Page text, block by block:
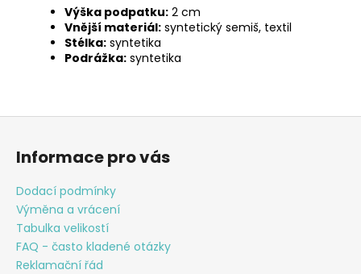
Výška podpatku: 2 cm
Vnější materiál: syntetický semiš, textil
Stélka: syntetika
Podrážka: syntetika
Z
Informace pro vás
Dodací podmínky
Výměna a vrácení
Tabulka velikostí
FAQ - často kladené otázky
Reklamační řád